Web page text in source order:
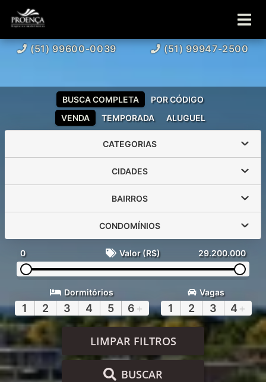
(51) 99600-0039 (51) 99947-2500
VENDA TEMPORADA ALUGUEL
BUSCA COMPLETA POR CÓDIGO
CATEGORIAS
CIDADES
BAIRROS
CONDOMÍNIOS
0 Valor (R$) 29.200.000
Dormitórios
1 2 3 4 5 6 +
Vagas
1 2 3 4 +
LIMPAR FILTROS
BUSCAR